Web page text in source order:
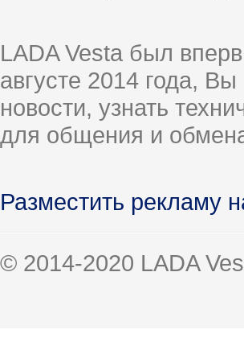
LADA Vesta был
августе 2014 года,
новости, узнать
для общения и
Разместить рекламу
© 2014-2020 LADA